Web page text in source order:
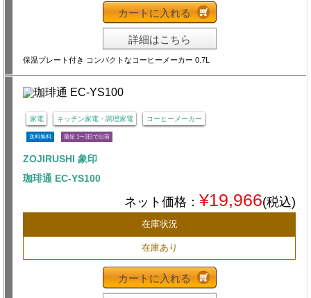
カートに入れる
詳細はこちら
保温プレート付き コンパクトなコーヒーメーカー 0.7L
家電 キッチン家電・調理家電 コーヒーメーカー
送料無料 最短 1〜3日で出荷
ZOJIRUSHI 象印
珈琲通 EC-YS100
ネット価格： ¥19,966(税込)
在庫状況
在庫あり
カートに入れる